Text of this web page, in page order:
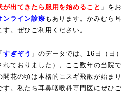
が出てきたら服用を始める こと 」を
ンライン診療もあります。かみむら
す。ぜひご利用ください。
すぎぞう 」のデータでは、16日（日
れておりました）。ここ数年の当院
開花の頃は本格的にスギ飛散が始ま
す。私たち耳鼻咽喉科専門医にぜひ